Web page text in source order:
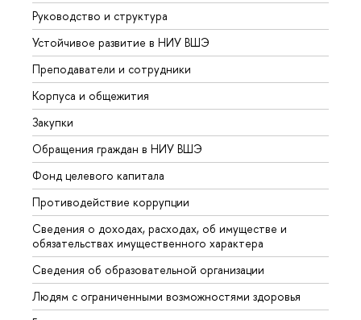
Руководство и структура
Устойчивое развитие в НИУ ВШЭ
Преподаватели и сотрудники
Корпуса и общежития
Закупки
Обращения граждан в НИУ ВШЭ
Фонд целевого капитала
Противодействие коррупции
Сведения о доходах, расходах, об имуществе и
обязательствах имущественного характера
Сведения об образовательной организации
Людям с ограниченными возможностями здоровья